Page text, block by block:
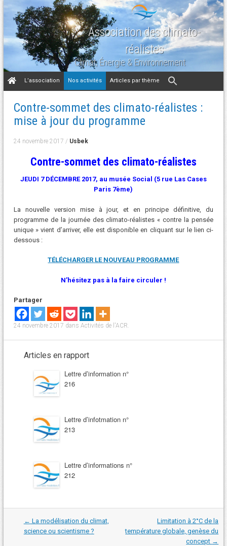
Association des climato-
réalistes
Climat, Énergie & Environnement
Aller
au
L’association Nos activités Articles par thème
Contre-sommet des climato-réalistes :
mise à jour du programme
24 novembre 2017 / Usbek
Contre-sommet des climato-réalistes
JEUDI 7 DÉCEMBRE 2017, au musée Social (5 rue Las Cases
Paris 7ème)
La nouvelle version mise à jour, et en principe définitive, du
programme de la journée des climato-réalistes « contre la pensée
unique » vient d’arriver, elle est disponible en cliquant sur le lien ci-
dessous :
TÉLÉCHARGER LE NOUVEAU PROGRAMME
N’hésitez pas à la faire circuler !
Partager
24 novembre 2017 dans Activités de l'ACR.
Articles en rapport
Lettre d’information n°
216
Lettre d’infotmation n°
213
Lettre d’informations n°
212
Navigation
dans
les
← La modélisation du climat,
science ou scientisme ?
Limitation à 2°C de la
température globale, genèse du
concept →